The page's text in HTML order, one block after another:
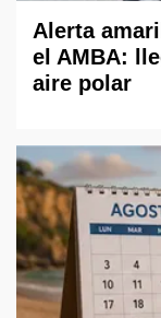
Alerta
el AMBA:
aire polar